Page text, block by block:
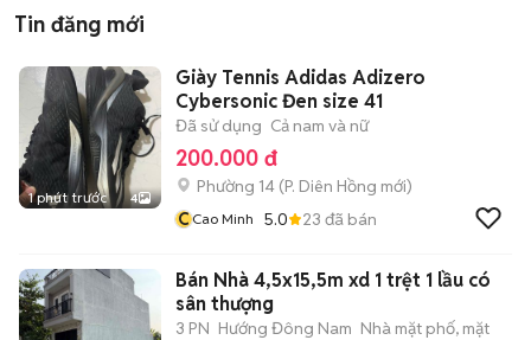
Tin đăng mới
1 phút trước 4
Giày Tennis Adidas Adizero
Cybersonic Đen size 41
Đã sử dụng Cả nam và nữ
200.000 đ
Phường 14 (P. Diên Hồng mới)
CCao Minh 5.0 23 đã bán
Bán Nhà 4,5x15,5m xd 1 trệt 1 lầu có
sân thượng
3 PN Hướng Đông Nam Nhà mặt phố, mặt